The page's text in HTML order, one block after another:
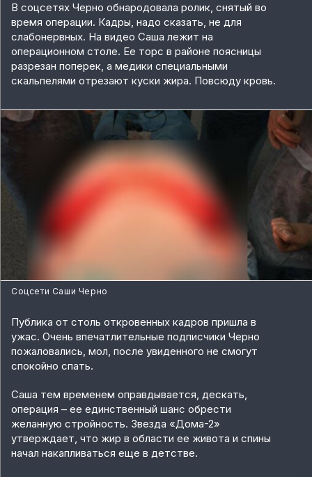
В соцсетях Черно обнародовала ролик, снятый во
время операции. Кадры, надо сказать, не для
слабонервных. На видео Саша лежит на
операционном столе. Ее торс в районе поясницы
разрезан поперек, а медики специальными
скальпелями отрезают куски жира. Повсюду кровь.
Соцсети Саши Черно
Публика от столь откровенных кадров пришла в
ужас. Очень впечатлительные подписчики Черно
пожаловались, мол, после увиденного не смогут
спокойно спать.
Саша тем временем оправдывается, дескать,
операция – ее единственный шанс обрести
желанную стройность. Звезда «Дома-2»
утверждает, что жир в области ее живота и спины
начал накапливаться еще в детстве.